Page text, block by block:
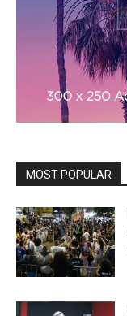
MOST POPULAR